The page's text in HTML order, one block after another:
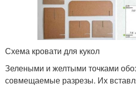
Схема кровати для кукол
Зелеными и желтыми точками
совмещаемые разрезы. Их